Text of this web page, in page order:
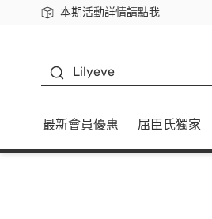
本期活動詳情請點我
下載app最高回饋$350
Lilyeve
最新會員優惠 屈臣氏獨家